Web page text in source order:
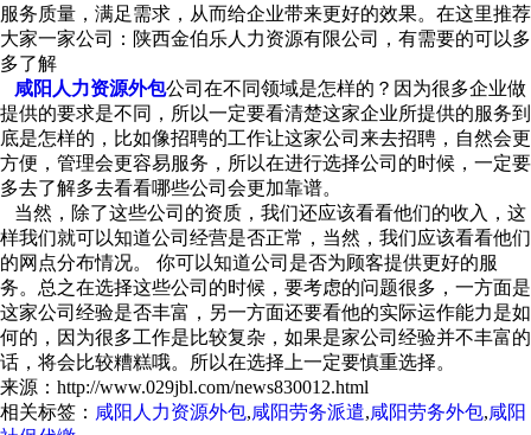
服务质量，满足需求，从而给企业带来更好的效果。在这里推荐
大家一家公司：陕西金伯乐人力资源有限公司，有需要的可以多
多了解
咸阳人力资源外包公司在不同领域是怎样的？因为很多企业做
提供的要求是不同，所以一定要看清楚这家企业所提供的服务到
底是怎样的，比如像招聘的工作让这家公司来去招聘，自然会更
方便，管理会更容易服务，所以在进行选择公司的时候，一定要
多去了解多去看看哪些公司会更加靠谱。
当然，除了这些公司的资质，我们还应该看看他们的收入，这
样我们就可以知道公司经营是否正常，当然，我们应该看看他们
的网点分布情况。 你可以知道公司是否为顾客提供更好的服
务。总之在选择这些公司的时候，要考虑的问题很多，一方面是
这家公司经验是否丰富，另一方面还要看他的实际运作能力是如
何的，因为很多工作是比较复杂，如果是家公司经验并不丰富的
话，将会比较糟糕哦。所以在选择上一定要慎重选择。
来源：http://www.029jbl.com/news830012.html
相关标签： 咸阳人力资源外包,咸阳劳务派遣,咸阳劳务外包,咸阳